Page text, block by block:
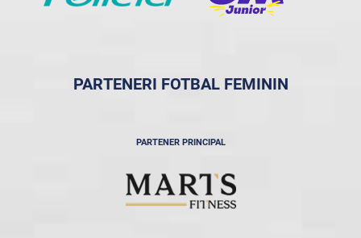
PARTENERI FOTBAL FEMININ
PARTENER PRINCIPAL